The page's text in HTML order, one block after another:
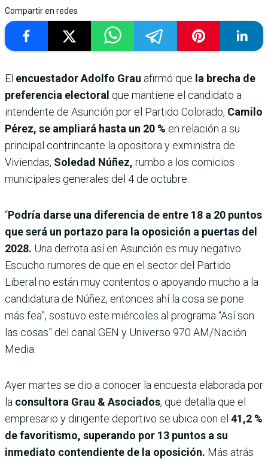
Compartir en redes
El encuestador Adolfo Grau afirmó que la brecha de
preferencia electoral que mantiene el candidato a
intendente de Asunción por el Partido Colorado, Camilo
Pérez, se ampliará hasta un 20 % en relación a su
principal contrincante la opositora y exministra de
Viviendas, Soledad Núñez, rumbo a los comicios
municipales generales del 4 de octubre.
“Podría darse una diferencia de entre 18 a 20 puntos
que será un portazo para la oposición a puertas del
2028. Una derrota así en Asunción es muy negativo.
Escucho rumores de que en el sector del Partido
Liberal no están muy contentos o apoyando mucho a la
candidatura de Núñez, entonces ahí la cosa se pone
más fea”, sostuvo este miércoles al programa “Así son
las cosas” del canal GEN y Universo 970 AM/Nación
Media.
Ayer martes se dio a conocer la encuesta elaborada por
la consultora Grau & Asociados, que detalla que el
empresario y dirigente deportivo se ubica con el 41,2 %
de favoritismo, superando por 13 puntos a su
inmediato contendiente de la oposición. Más atrás